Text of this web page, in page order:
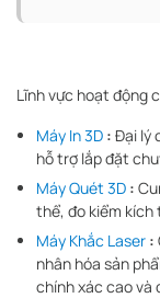
Lĩnh vực hoạt động
Máy In 3D : Đại lý
hỗ trợ lắp đặt
Máy Quét 3D :
thể, đo kiểm
Máy Khắc Laser :
nhân hóa sản
chính xác cao và